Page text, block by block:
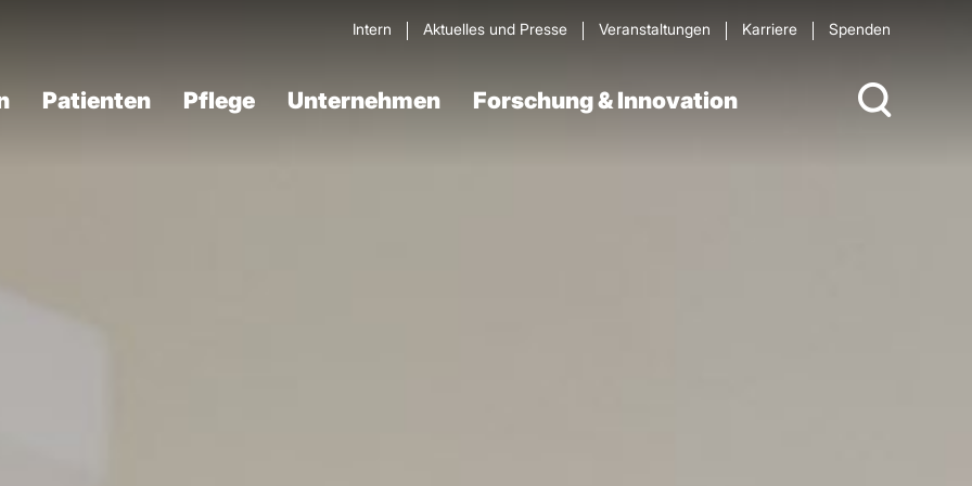
Intern Aktuelles und Presse Veran­staltungen Karriere Spenden
Patienten Pflege Unternehmen Forschung & Innovation